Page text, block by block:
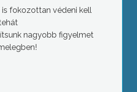
fokozottan védeni kell
nagyobb figyelmet